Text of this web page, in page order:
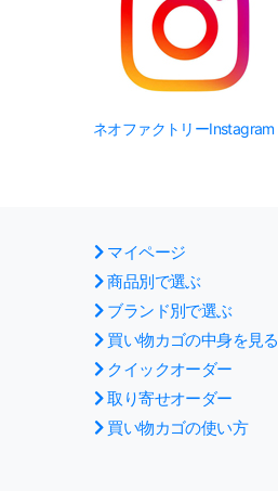
ネオファクトリーInstagram
マイページ
商品別で選ぶ
ブランド別で選ぶ
買い物カゴの中身を見る
クイックオーダー
取り寄せオーダー
買い物カゴの使い方